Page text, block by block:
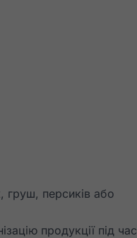
груш, персиків або
продукції під час